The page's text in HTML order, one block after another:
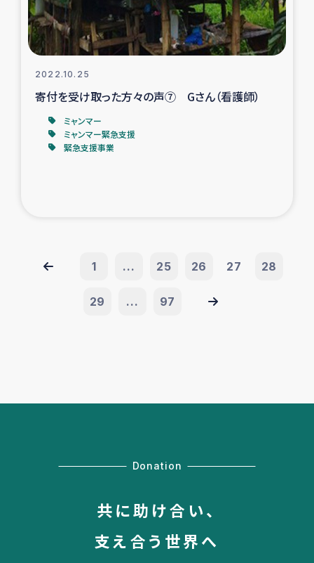
2022.10.25
寄付を受け取った方々の声⑦ Gさん（看護師）
ミャンマー
ミャンマー緊急支援
緊急支援事業
1 ... 25 26 27 28
29 ... 97
Donation
共に助け合い、
支え合う世界へ